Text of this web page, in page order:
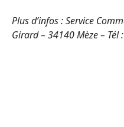
Plus d’infos :Service
Girard – 34140 Mèze – Tél